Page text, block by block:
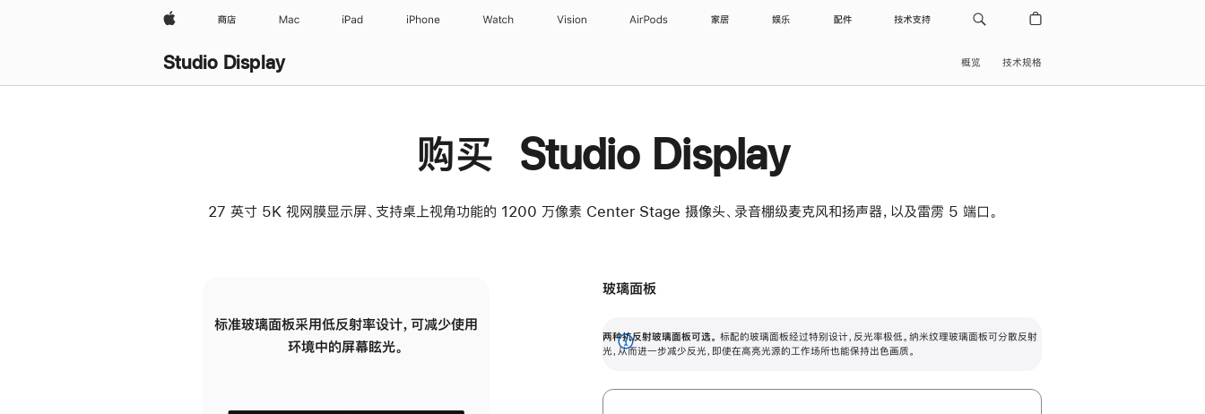
Apple 商店 Mac iPad iPhone Watch Vision AirPods 家居 娱乐 配件 技术支持
Studio Display 概览 技术规格
购买 Studio Display
27 英寸 5K 视网膜显示屏、支持桌上视角功能的 1200 万像素 Center Stage 摄像头、录音棚级麦克风和扬声器，以及雷雳 5 端口。
标准玻璃面板采用低反射率设计，可减少使用
环境中的屏幕眩光。
有高亮光源的场所使用，也能保持出色画质。
玻璃面板
两种抗反射玻璃面板可选。 标配的玻璃面板经过特别设计，反光率极低。纳米纹理玻璃面板可分散反射
光，从而进一步减少反光，即使在高亮光源的工作场所也能保持出色画质。
展